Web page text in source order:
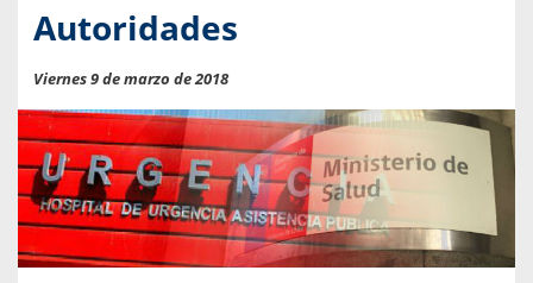
Autoridades
Viernes 9 de marzo de 2018